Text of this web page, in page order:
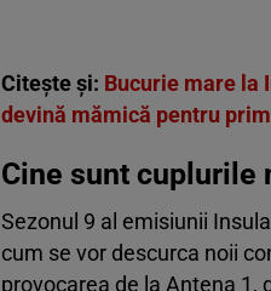
Citește și: Bucurie mare la
devină mămică pentru
Cine sunt cuplurile
Sezonul 9 al emisiunii
cum se vor descurca noii
provocarea de la Antena 1,